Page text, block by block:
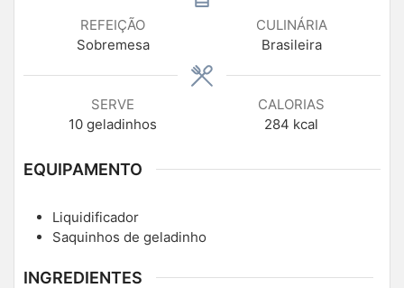
REFEIÇÃO
Sobremesa
CULINÁRIA
Brasileira
SERVE
10 geladinhos
CALORIAS
284 kcal
EQUIPAMENTO
Liquidificador
Saquinhos de geladinho
INGREDIENTES